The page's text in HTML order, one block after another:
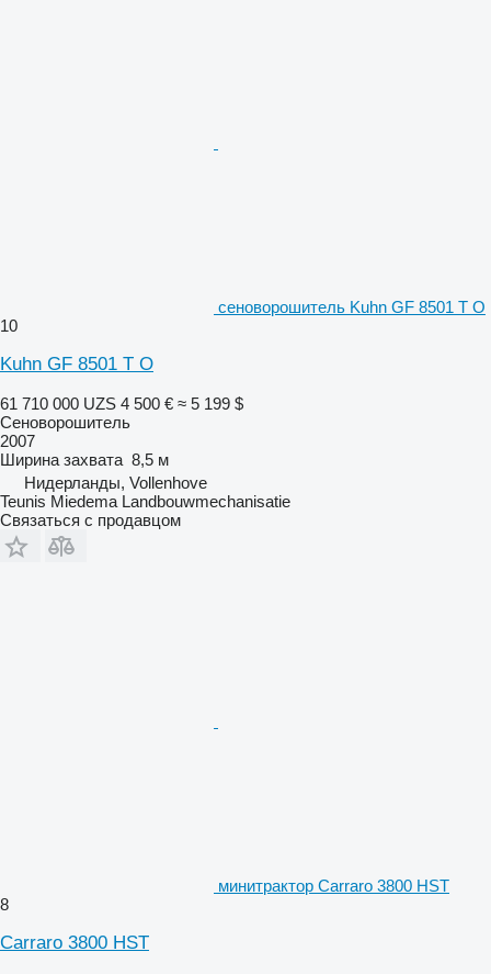
сеноворошитель Kuhn GF 8501 T O
10
Kuhn GF 8501 T O
61 710 000 UZS 4 500 € ≈ 5 199 $
Сеноворошитель
2007
Ширина захвата 8,5 м
Нидерланды, Vollenhove
Teunis Miedema Landbouwmechanisatie
Связаться с продавцом
минитрактор Carraro 3800 HST
8
Carraro 3800 HST